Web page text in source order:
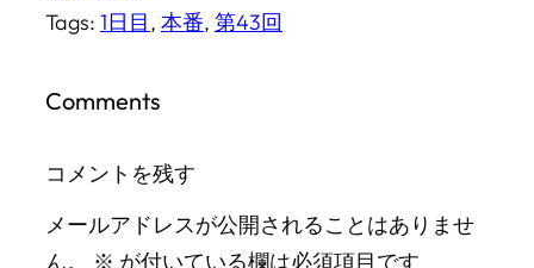
Tags: 1日目, 本番, 第43回
Comments
コメントを残す
メールアドレスが公開されることはありませ
ん。
※ が付いている欄は必須項目です